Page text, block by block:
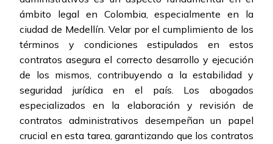
ámbito legal en Colombia, especialmente en la
ciudad de Medellín. Velar por el cumplimiento de los
términos y condiciones estipulados en estos
contratos asegura el correcto desarrollo y ejecución
de los mismos, contribuyendo a la estabilidad y
seguridad jurídica en el país. Los abogados
especializados en la elaboración y revisión de
contratos administrativos desempeñan un papel
crucial en esta tarea, garantizando que los contratos